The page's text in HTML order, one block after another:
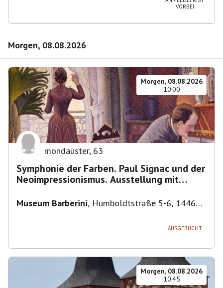
VORBEI
Morgen, 08.08.2026
Morgen, 08.08.2026
10:00
mondauster, 63
Symphonie der Farben. Paul Signac und der
Neoimpressionismus. Ausstellung mit
Museum Barberini, Humboldtstraße 5-6, 14467
AUSGEBUCHT
Morgen, 08.08.2026
10:45